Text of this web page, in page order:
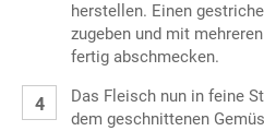
herstellen. Einen
zugeben und mit
fertig abschmecken.
Das Fleisch nun in feine
dem geschnittenen